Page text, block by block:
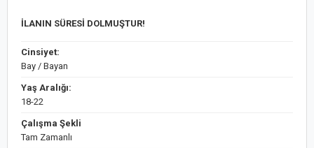
İLANIN SÜRESİ DOLMUŞTUR!
Cinsiyet:
Bay / Bayan
Yaş Aralığı:
18-22
Çalışma Şekli
Tam Zamanlı